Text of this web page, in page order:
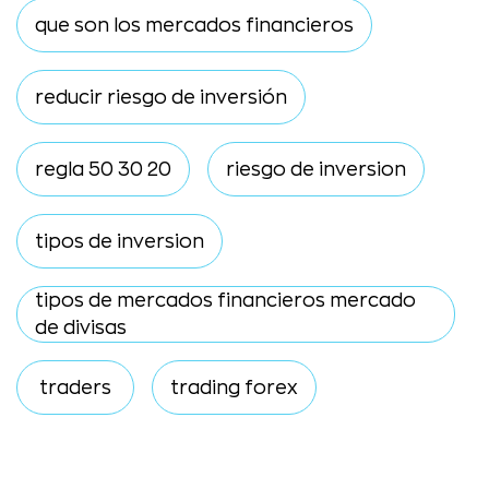
que son los mercados financieros
reducir riesgo de inversión
regla 50 30 20 riesgo de inversion
tipos de inversion
tipos de mercados financieros mercado
de divisas
traders trading forex